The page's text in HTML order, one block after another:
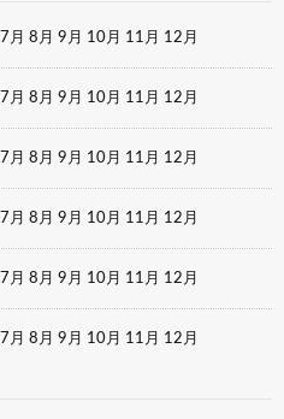
7月 8月 9月 10月 11月 12月
7月 8月 9月 10月 11月 12月
7月 8月 9月 10月 11月 12月
7月 8月 9月 10月 11月 12月
7月 8月 9月 10月 11月 12月
7月 8月 9月 10月 11月 12月